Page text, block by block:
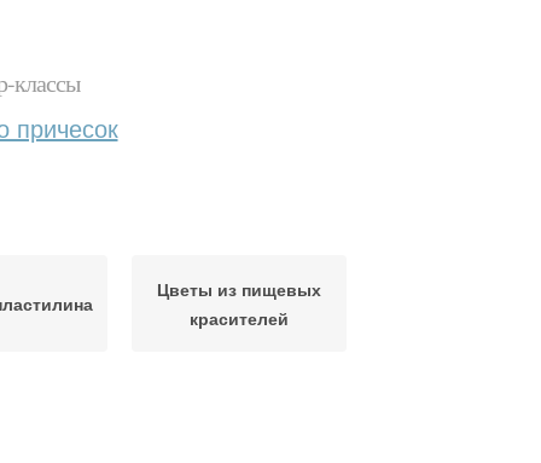
классы
причесок
Цветы из пищевых
красителей